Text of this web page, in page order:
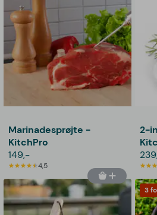
Marinadesprøjte -
KitchPro
149,-
4,5
2-
3